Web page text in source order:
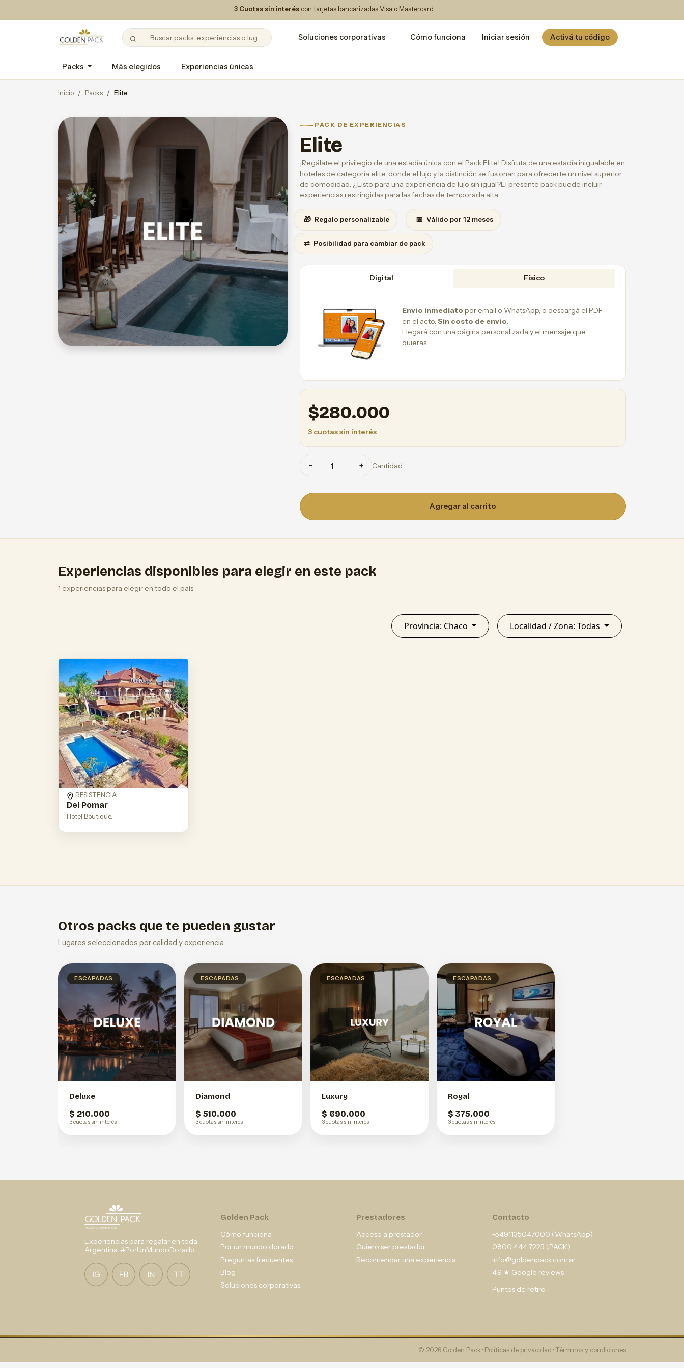
3 Cuotas sin interés con tarjetas bancarizadas Visa o Mastercard
Soluciones corporativas Cómo funciona Iniciar sesión Activá tu código
Packs Más elegidos Experiencias únicas
Inicio Packs Elite
PACK DE EXPERIENCIAS
Elite
¡Regálate el privilegio de una estadía única con el Pack Elite! Disfruta de una estadía inigualable en
hoteles de categoría elite, donde el lujo y la distinción se fusionan para ofrecerte un nivel superior
de comodidad. ¿Listo para una experiencia de lujo sin igual?El presente pack puede incluir
experiencias restringidas para las fechas de temporada alta.
🎁 Regalo personalizable 📅 Válido por 12 meses
⇄ Posibilidad para cambiar de pack
Digital Físico
Envío inmediato por email o WhatsApp, o descargá el PDF
en el acto. Sin costo de envío
Llegará con una página personalizada y el mensaje que
quieras.
$280.000
3 cuotas sin interés
− + Cantidad
Agregar al carrito
Experiencias disponibles para elegir en este pack
1 experiencias para elegir en todo el país
Provincia: Chaco Localidad / Zona: Todas
RESISTENCIA
Del Pomar
Hotel Boutique.
Otros packs que te pueden gustar
Lugares seleccionados por calidad y experiencia.
ESCAPADAS
Deluxe
$ 210.000
3 cuotas sin interés
ESCAPADAS
Diamond
$ 510.000
3 cuotas sin interés
ESCAPADAS
Luxury
$ 690.000
3 cuotas sin interés
ESCAPADAS
Royal
$ 375.000
3 cuotas sin interés
Experiencias para regalar en toda
Argentina. #PorUnMundoDorado
Golden Pack
Cómo funciona
Por un mundo dorado
Preguntas frecuentes
Blog
Soluciones corporativas
Prestadores
Acceso a prestador
Quiero ser prestador
Recomendar una experiencia
Contacto
+5491135047000 (WhatsApp)
0800 444 7225 (PACK)
info@goldenpack.com.ar
4,9 ★ Google reviews
Puntos de retiro
© 2026 Golden Pack · Políticas de privacidad · Términos y condiciones